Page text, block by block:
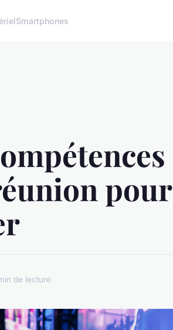
Smartphones
pour
de lecture